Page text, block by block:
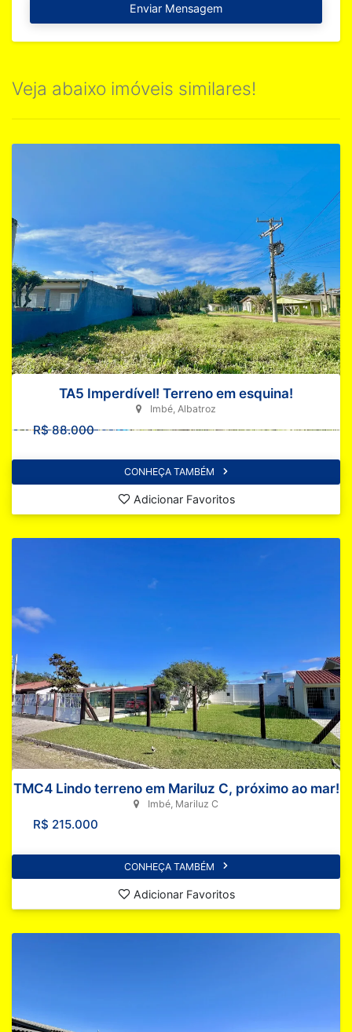
Enviar Mensagem
Veja abaixo imóveis similares!
R$ 88.000
TA5 Imperdível! Terreno em esquina!
Imbé, Albatroz
CONHEÇA TAMBÉM
Adicionar Favoritos
R$ 215.000
TMC4 Lindo terreno em Mariluz C, próximo ao mar!
Imbé, Mariluz C
CONHEÇA TAMBÉM
Adicionar Favoritos